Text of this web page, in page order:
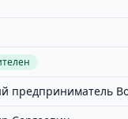
предприниматель